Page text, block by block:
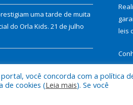
uma tarde de muita
do Orla Kids. 21 de julho
leis
você concorda com a política
de cookies (Leia mais). Se você